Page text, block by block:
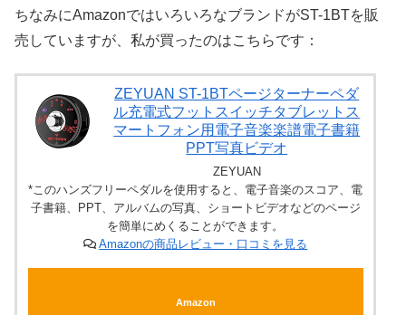
ちなみにAmazonではいろいろなブランドがST-1BTを販
売していますが、私が買ったのはこちらです：
ZEYUAN ST-1BTページターナーペダ
ル充電式フットスイッチタブレットス
マートフォン用電子音楽楽譜電子書籍
PPT写真ビデオ
ZEYUAN
*このハンズフリーペダルを使用すると、電子音楽のスコア、電
子書籍、PPT、アルバムの写真、ショートビデオなどのページ
を簡単にめくることができます。
Amazonの商品レビュー・口コミを見る
Amazon